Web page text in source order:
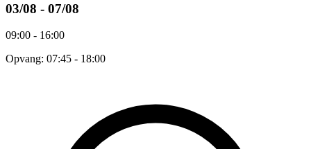
03/08 - 07/08
09:00 - 16:00
Opvang: 07:45 - 18:00